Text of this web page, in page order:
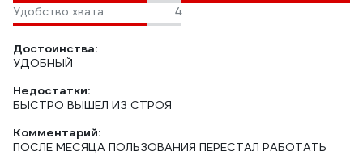
Удобство хвата
4
Достоинства:
УДОБНЫЙ
Недостатки:
БЫСТРО ВЫШЕЛ ИЗ СТРОЯ
Комментарий:
ПОСЛЕ МЕСЯЦА ПОЛЬЗОВАНИЯ ПЕРЕСТАЛ РАБОТАТЬ